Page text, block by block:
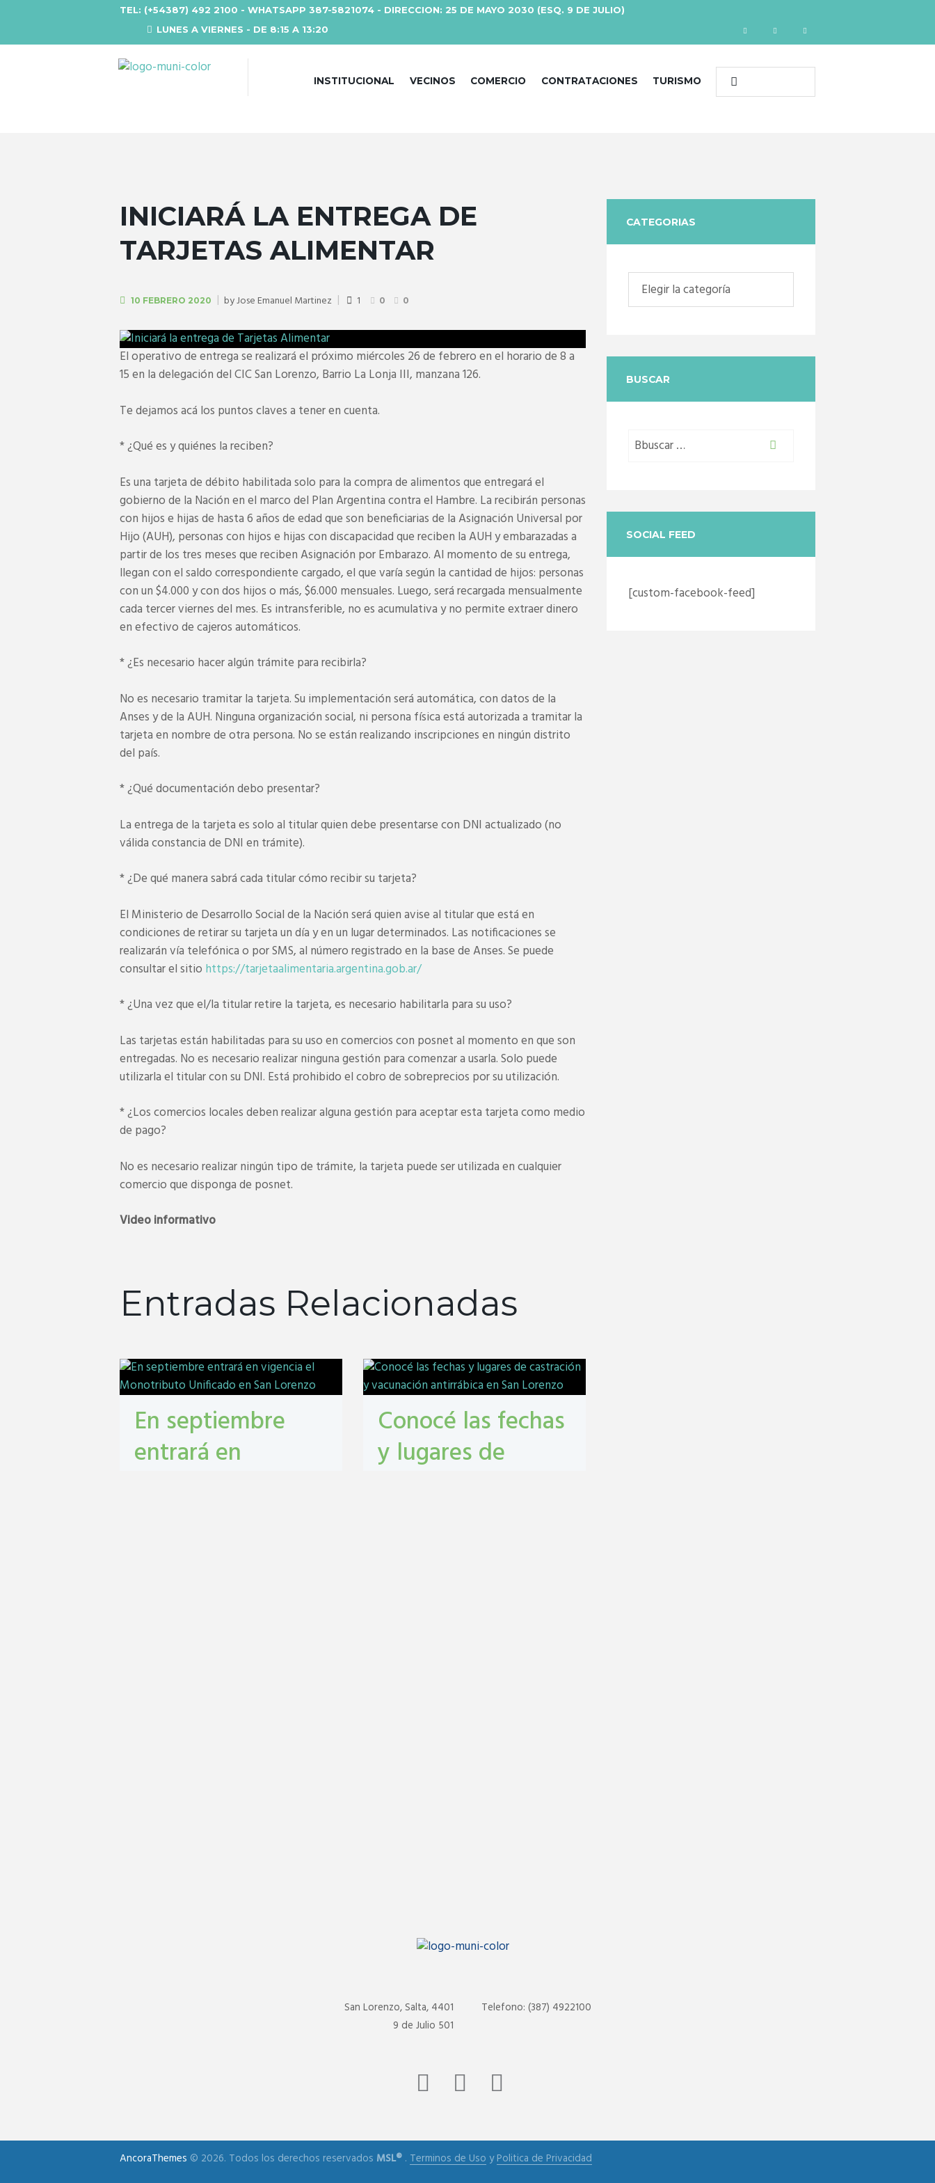
TEL: (+54387) 492 2100 - WHATSAPP 387-5821074 - DIRECCION: 25 DE MAYO 2030 (ESQ. 9 DE JULIO)
LUNES A VIERNES - DE 8:15 A 13:20
INSTITUCIONAL VECINOS COMERCIO CONTRATACIONES TURISMO
INICIARÁ LA ENTREGA DE
TARJETAS ALIMENTAR
10 FEBRERO 2020 byJose Emanuel Martinez 1 0 0
El operativo de entrega se realizará el próximo miércoles 26 de febrero en el horario de 8 a
15 en la delegación del CIC San Lorenzo, Barrio La Lonja III, manzana 126.
Te dejamos acá los puntos claves a tener en cuenta.
* ¿Qué es y quiénes la reciben?
Es una tarjeta de débito habilitada solo para la compra de alimentos que entregará el
gobierno de la Nación en el marco del Plan Argentina contra el Hambre. La recibirán personas
con hijos e hijas de hasta 6 años de edad que son beneficiarias de la Asignación Universal por
Hijo (AUH), personas con hijos e hijas con discapacidad que reciben la AUH y embarazadas a
partir de los tres meses que reciben Asignación por Embarazo. Al momento de su entrega,
llegan con el saldo correspondiente cargado, el que varía según la cantidad de hijos: personas
con un $4.000 y con dos hijos o más, $6.000 mensuales. Luego, será recargada mensualmente
cada tercer viernes del mes. Es intransferible, no es acumulativa y no permite extraer dinero
en efectivo de cajeros automáticos.
* ¿Es necesario hacer algún trámite para recibirla?
No es necesario tramitar la tarjeta. Su implementación será automática, con datos de la
Anses y de la AUH. Ninguna organización social, ni persona física está autorizada a tramitar la
tarjeta en nombre de otra persona. No se están realizando inscripciones en ningún distrito
del país.
* ¿Qué documentación debo presentar?
La entrega de la tarjeta es solo al titular quien debe presentarse con DNI actualizado (no
válida constancia de DNI en trámite).
* ¿De qué manera sabrá cada titular cómo recibir su tarjeta?
El Ministerio de Desarrollo Social de la Nación será quien avise al titular que está en
condiciones de retirar su tarjeta un día y en un lugar determinados. Las notificaciones se
realizarán vía telefónica o por SMS, al número registrado en la base de Anses. Se puede
consultar el sitio https://tarjetaalimentaria.argentina.gob.ar/
* ¿Una vez que el/la titular retire la tarjeta, es necesario habilitarla para su uso?
Las tarjetas están habilitadas para su uso en comercios con posnet al momento en que son
entregadas. No es necesario realizar ninguna gestión para comenzar a usarla. Solo puede
utilizarla el titular con su DNI. Está prohibido el cobro de sobreprecios por su utilización.
* ¿Los comercios locales deben realizar alguna gestión para aceptar esta tarjeta como medio
de pago?
No es necesario realizar ningún tipo de trámite, la tarjeta puede ser utilizada en cualquier
comercio que disponga de posnet.
Video informativo
Entradas Relacionadas
En septiembre
entrará en
Conocé las fechas
y lugares de
CATEGORIAS
Categorias
BUSCAR
SOCIAL FEED
[custom-facebook-feed]
Telefono: (387) 4922100
San Lorenzo, Salta, 4401
9 de Julio 501
AncoraThemes © 2026. Todos los derechos reservados MSL® . Terminos de Uso yPolitica de Privacidad